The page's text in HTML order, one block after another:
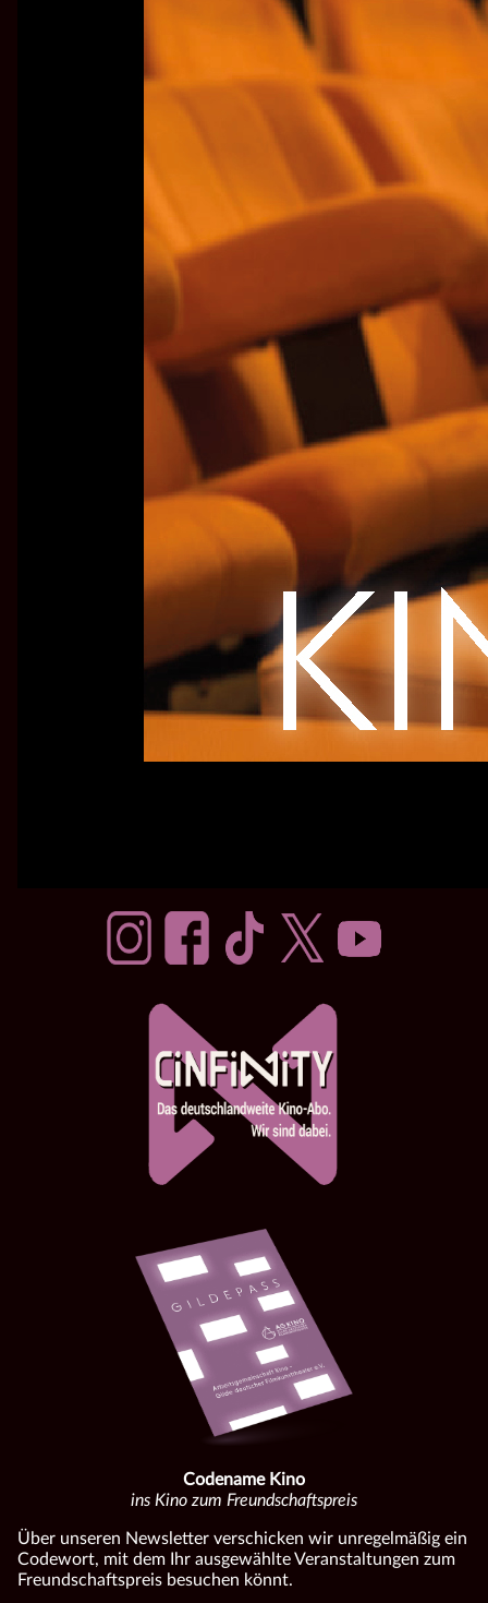
Codename Kino
ins Kino zum Freundschaftspreis
Über unseren Newsletter verschicken wir unregelmäßig ein
Codewort, mit dem Ihr ausgewählte Veranstaltungen zum
Freundschaftspreis besuchen könnt.